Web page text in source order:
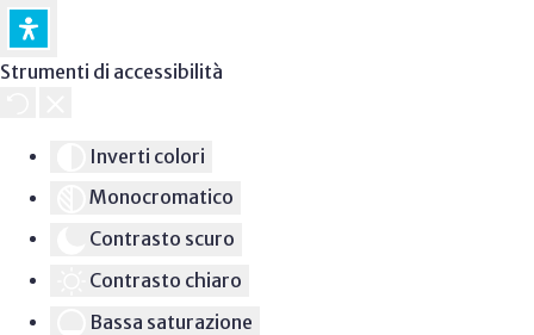
Strumenti di accessibilità
Inverti colori
Monocromatico
Contrasto scuro
Contrasto chiaro
Bassa saturazione